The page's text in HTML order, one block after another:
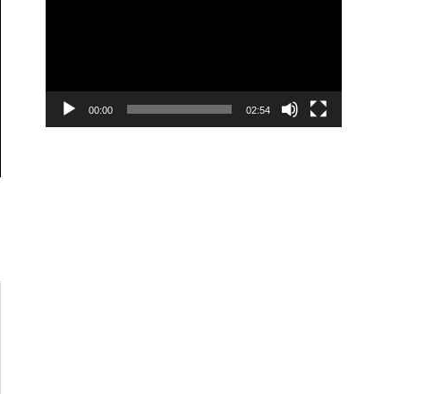
00:00 02:54